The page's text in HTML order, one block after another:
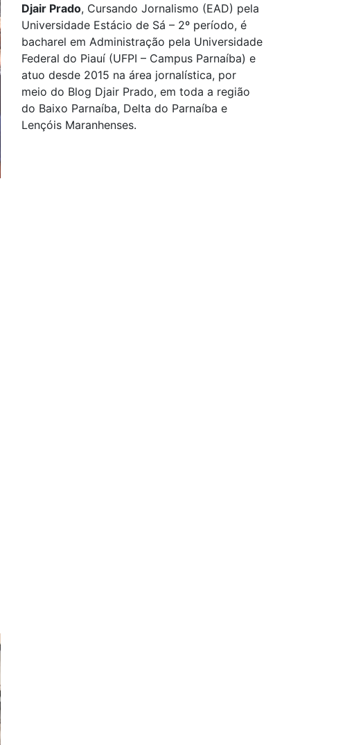
Djair Prado, Cursando Jornalismo (EAD) pela
Universidade Estácio de Sá – 2º período, é
bacharel em Administração pela Universidade
Federal do Piauí (UFPI – Campus Parnaíba) e
atuo desde 2015 na área jornalística, por
meio do Blog Djair Prado, em toda a região
do Baixo Parnaíba, Delta do Parnaíba e
Lençóis Maranhenses.